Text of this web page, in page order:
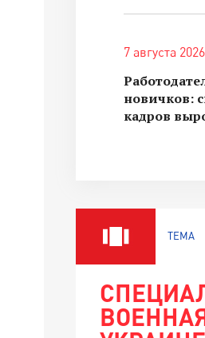
7 августа 2026
новичков:
кадров
ТЕМА